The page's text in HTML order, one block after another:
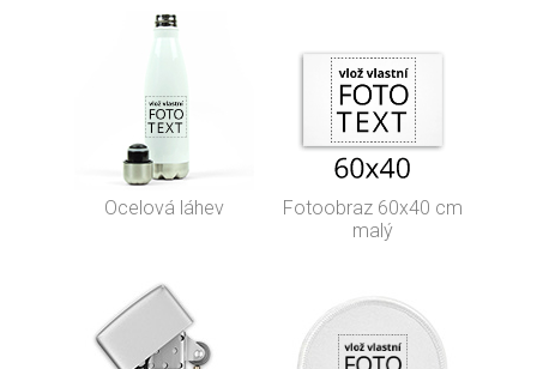
Ocelová láhev
Fotoobraz 60x40 cm
malý